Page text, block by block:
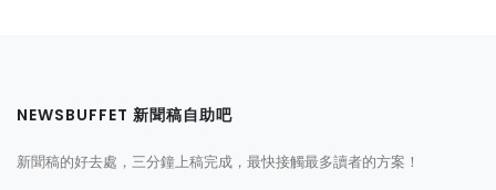
NEWSBUFFET 新聞稿自助吧
新聞稿的好去處，三分鐘上稿完成，最快接觸最多讀者的方案！